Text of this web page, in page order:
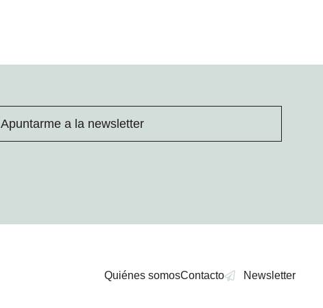
Apuntarme a la newsletter
Quiénes somosContacto Newsletter